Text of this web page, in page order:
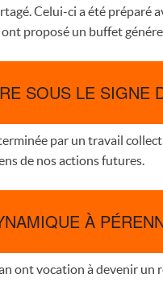
Celui-ci a été préparé
proposé un buffet
SOUS LE SIGNE
terminée par un travail
de nos actions futures.
À
ont vocation à devenir